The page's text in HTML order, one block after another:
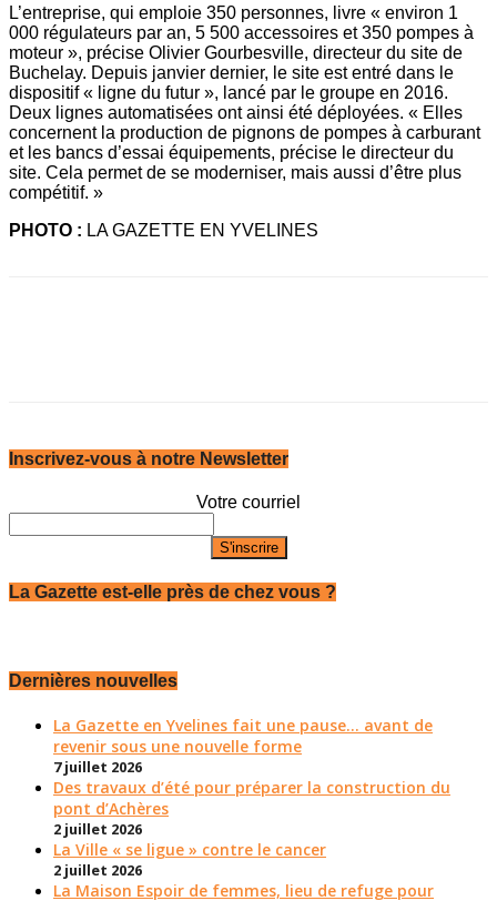
L’entreprise, qui emploie 350 personnes, livre « environ 1
000 régulateurs par an, 5 500 accessoires et 350 pompes à
moteur », précise Olivier Gourbesville, directeur du site de
Buchelay. Depuis janvier dernier, le site est entré dans le
dispositif « ligne du futur », lancé par le groupe en 2016.
Deux lignes automatisées ont ainsi été déployées. « Elles
concernent la production de pignons de pompes à carburant
et les bancs d’essai équipements, précise le directeur du
site. Cela permet de se moderniser, mais aussi d’être plus
compétitif. »
PHOTO : LA GAZETTE EN YVELINES
Inscrivez-vous à notre Newsletter
Votre courriel
La Gazette est-elle près de chez vous ?
Dernières nouvelles
La Gazette en Yvelines fait une pause... avant de
revenir sous une nouvelle forme
7 juillet 2026
Des travaux d’été pour préparer la construction du
pont d’Achères
2 juillet 2026
La Ville « se ligue » contre le cancer
2 juillet 2026
La Maison Espoir de femmes, lieu de refuge pour